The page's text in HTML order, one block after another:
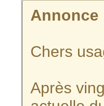
Annonce
Chers
Après